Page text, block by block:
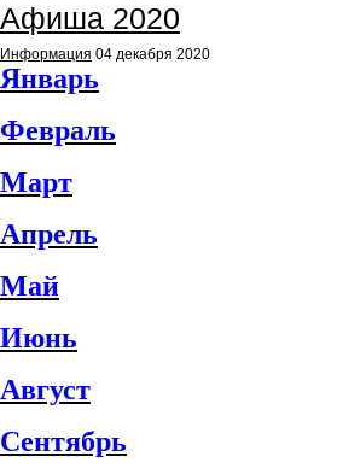
Афиша 2020
Информация 04 декабря 2020
Январь
Февраль
Март
Апрель
Май
Июнь
Август
Сентябрь